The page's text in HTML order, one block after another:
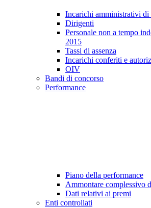
Incarichi amministrativi di
Dirigenti
Personale non a tempo
2015
Tassi di assenza
Incarichi conferiti e
OIV
Bandi di concorso
Performance
Piano della performance
Ammontare complessivo
Dati relativi ai premi
Enti controllati